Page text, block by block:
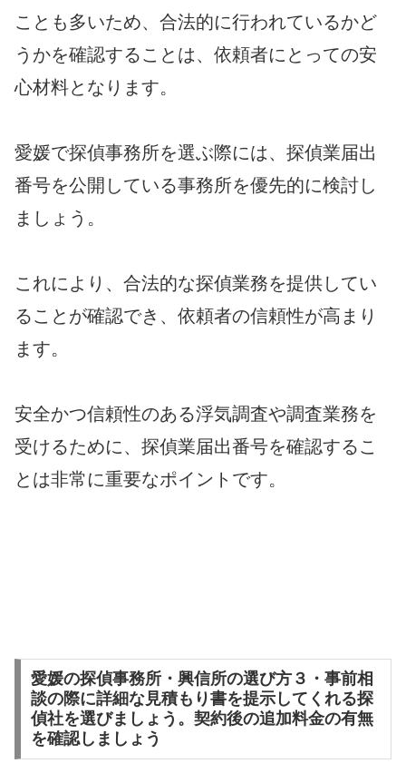
ことも多いため、合法的に行われているかど
うかを確認することは、依頼者にとっての安
心材料となります。
愛媛で探偵事務所を選ぶ際には、探偵業届出
番号を公開している事務所を優先的に検討し
ましょう。
これにより、合法的な探偵業務を提供してい
ることが確認でき、依頼者の信頼性が高まり
ます。
安全かつ信頼性のある浮気調査や調査業務を
受けるために、探偵業届出番号を確認するこ
とは非常に重要なポイントです。
愛媛の探偵事務所・興信所の選び方３・事前相
談の際に詳細な見積もり書を提示してくれる探
偵社を選びましょう。契約後の追加料金の有無
を確認しましょう